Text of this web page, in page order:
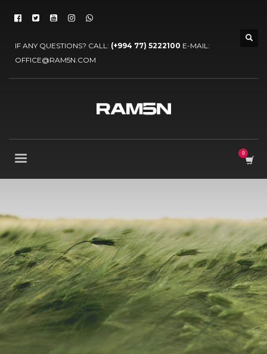
IF ANY QUESTIONS? CALL: (+994 77) 5222100 E-MAIL:
OFFICE@RAM5N.COM